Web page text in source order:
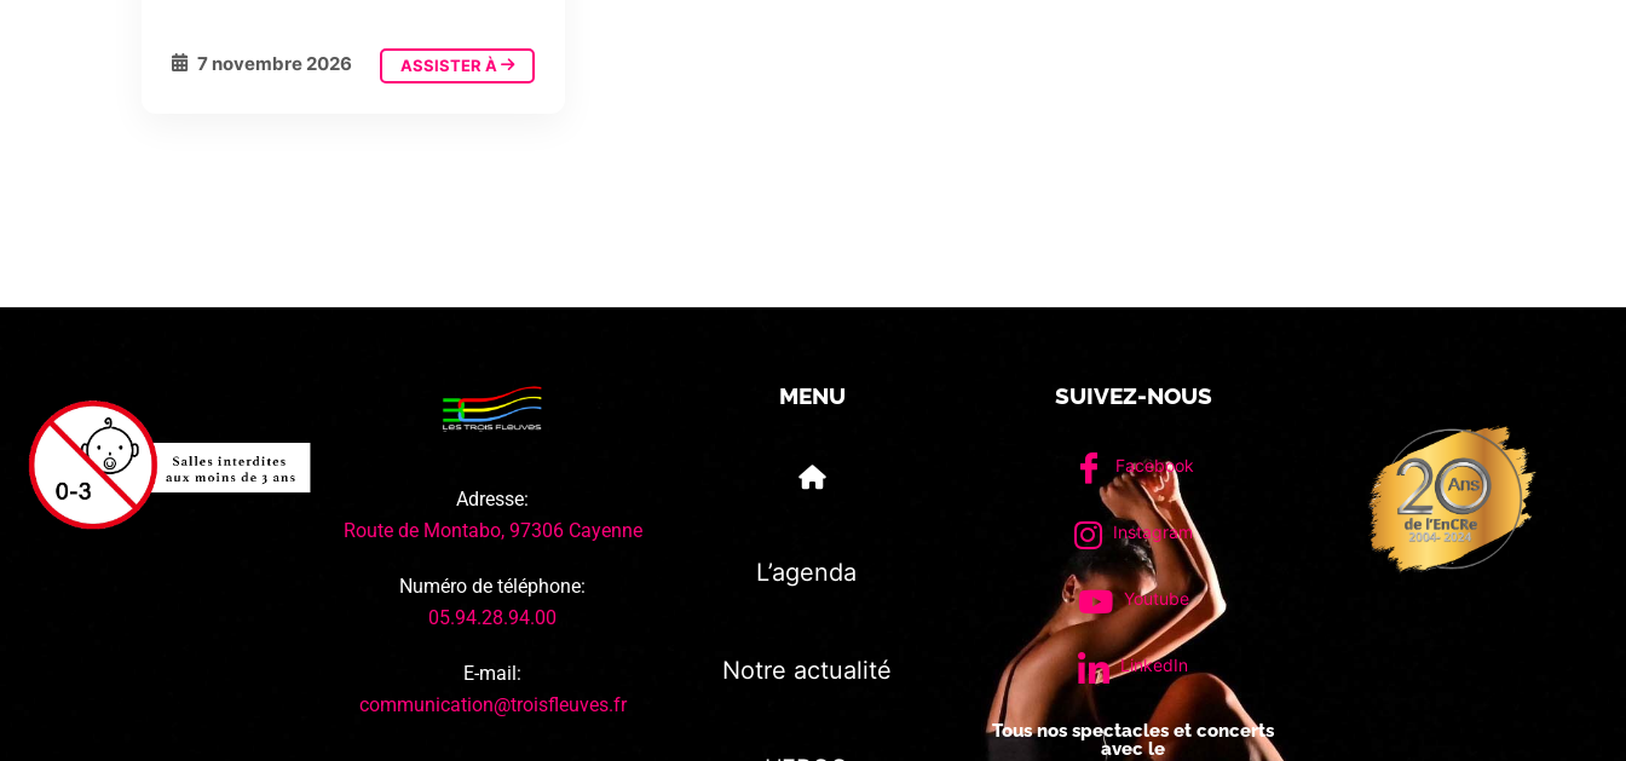
7 novembre 2026 ASSISTER À
Adresse:
Route de Montabo, 97306 Cayenne
Numéro de téléphone:
05.94.28.94.00
E-mail:
communication@troisfleuves.fr
MENU
L’agenda
Notre actualité
SUIVEZ-NOUS
Facebook
Instagram
Youtube
LinkedIn
Tous nos spectacles et concerts
avec le